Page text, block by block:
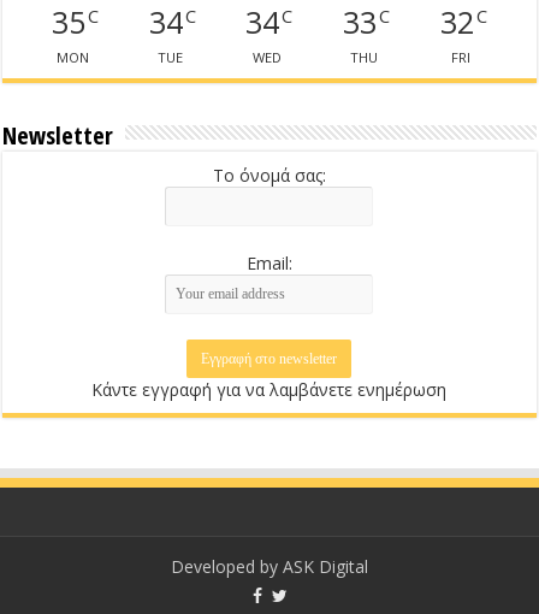
35C
MON
34C
TUE
34C
WED
33C
THU
32C
FRI
Newsletter
Το όνομά σας:
Email:
Κάντε εγγραφή για να λαμβάνετε ενημέρωση
Developed by ASK Digital